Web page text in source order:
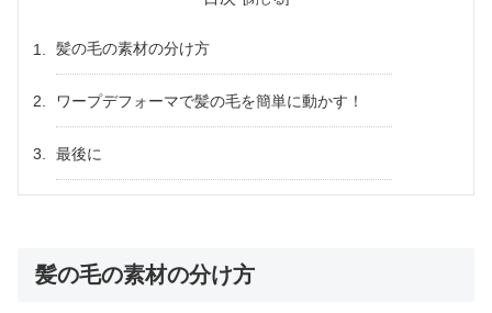
髪の毛の素材の分け方
ワープデフォーマで髪の毛を簡単に動かす！
最後に
髪の毛の素材の分け方